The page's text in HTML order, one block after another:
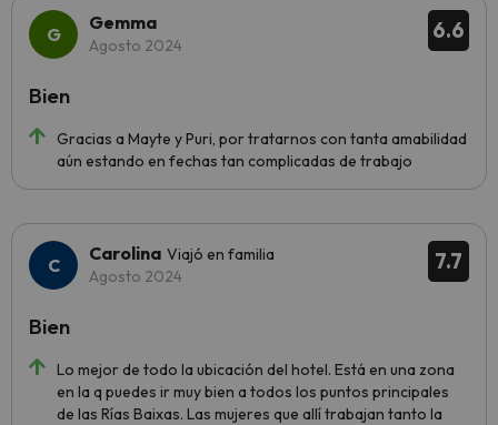
6.6
Gemma
Agosto 2024
Gracias a Mayte y Puri, por tratarnos con tanta amabilidad
aún estando en fechas tan complicadas de trabajo
Bien
7.7
Carolina Viajó en familia
Agosto 2024
Lo mejor de todo la ubicación del hotel. Está en una zona
en la q puedes ir muy bien a todos los puntos principales
de las Rías Baixas. Las mujeres que allí trabajan tanto la
Bien